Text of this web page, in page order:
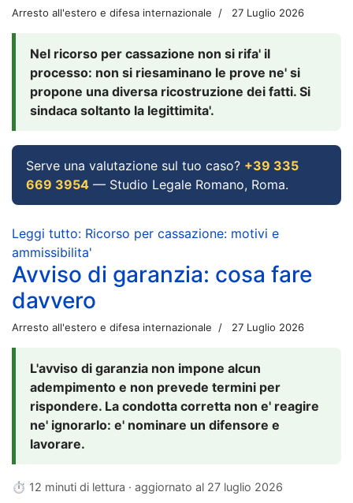
Arresto all'estero e difesa internazionale 27 Luglio 2026
Nel ricorso per cassazione non si rifa' il
processo: non si riesaminano le prove ne' si
propone una diversa ricostruzione dei fatti. Si
sindaca soltanto la legittimita'.
Serve una valutazione sul tuo caso? +39 335
669 3954 — Studio Legale Romano, Roma.
Leggi tutto: Ricorso per cassazione: motivi e
ammissibilita'
Avviso di garanzia: cosa fare
davvero
Arresto all'estero e difesa internazionale 27 Luglio 2026
L'avviso di garanzia non impone alcun
adempimento e non prevede termini per
rispondere. La condotta corretta non e' reagire
ne' ignorarlo: e' nominare un difensore e
lavorare.
⏱ 12 minuti di lettura · aggiornato al 27 luglio 2026